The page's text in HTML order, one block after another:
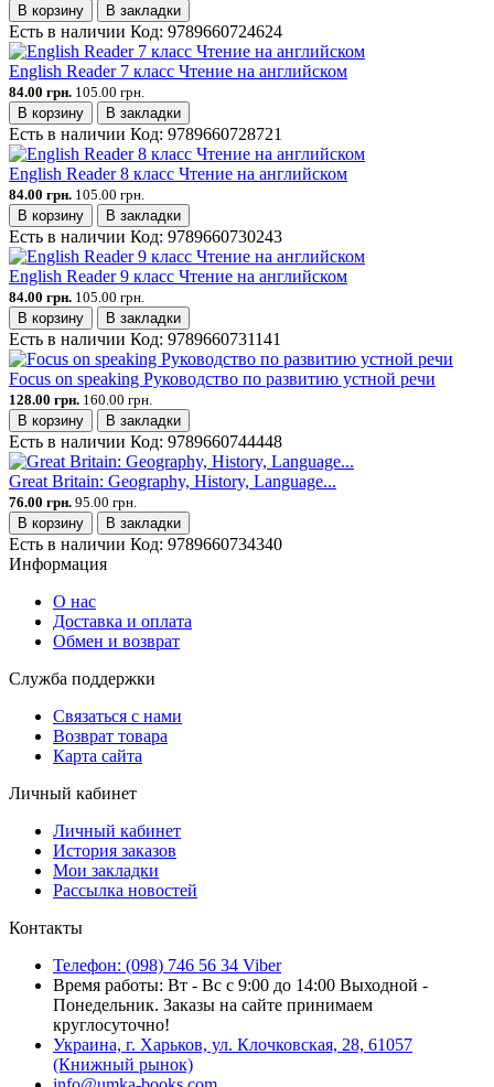
В корзину
В закладки
Есть в наличии Код: 9789660724624
English Reader 7 класс Чтение на английском
84.00 грн. 105.00 грн.
В корзину
В закладки
Есть в наличии Код: 9789660728721
English Reader 8 класс Чтение на английском
84.00 грн. 105.00 грн.
В корзину
В закладки
Есть в наличии Код: 9789660730243
English Reader 9 класс Чтение на английском
84.00 грн. 105.00 грн.
В корзину
В закладки
Есть в наличии Код: 9789660731141
Focus on speaking Руководство по развитию устной речи
128.00 грн. 160.00 грн.
В корзину
В закладки
Есть в наличии Код: 9789660744448
Great Britain: Geography, History, Language...
76.00 грн. 95.00 грн.
В корзину
В закладки
Есть в наличии Код: 9789660734340
Информация
О нас
Доставка и оплата
Обмен и возврат
Служба поддержки
Связаться с нами
Возврат товара
Карта сайта
Личный кабинет
Личный кабинет
История заказов
Мои закладки
Рассылка новостей
Контакты
Телефон: (098) 746 56 34 Viber
Время работы: Вт - Вс с 9:00 до 14:00 Выходной -
Понедельник. Заказы на сайте принимаем
круглосуточно!
Украина, г. Харьков, ул. Клочковская, 28, 61057
(Книжный рынок)